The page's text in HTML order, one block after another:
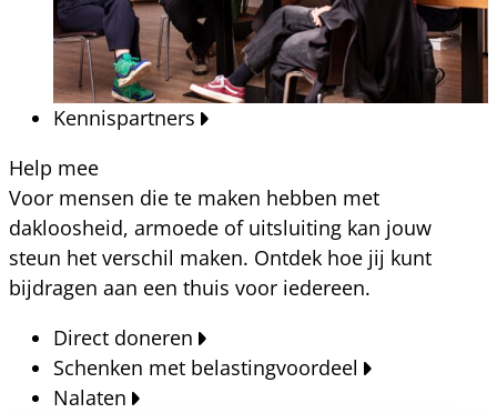
Kennispartners
Help mee
Voor mensen die te maken hebben met
dakloosheid, armoede of uitsluiting kan jouw
steun het verschil maken. Ontdek hoe jij kunt
bijdragen aan een thuis voor iedereen.
Direct doneren
Schenken met belastingvoordeel
Nalaten